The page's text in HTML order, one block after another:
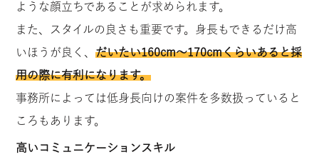
ような顔立ちであることが求められます。
また、スタイルの良さも重要です。身長もできるだけ高
いほうが良く、だいたい160cm～170cmくらいあると採
用の際に有利になります。
事務所によっては低身長向けの案件を多数扱っていると
ころもあります。
高いコミュニケーションスキル